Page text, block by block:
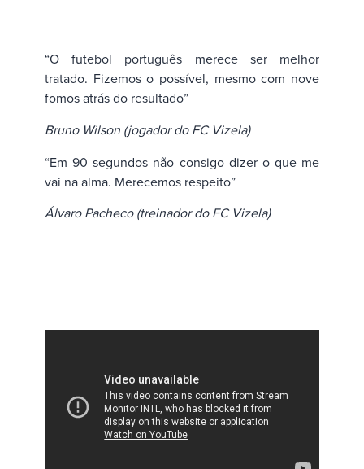
“O futebol português merece ser melhor
tratado. Fizemos o possível, mesmo com nove
fomos atrás do resultado”
Bruno Wilson (jogador do FC Vizela)
“Em 90 segundos não consigo dizer o que me
vai na alma. Merecemos respeito”
Álvaro Pacheco (treinador do FC Vizela)